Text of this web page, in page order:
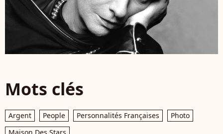
Mots clés
Argent People Personnalités Françaises
Photo